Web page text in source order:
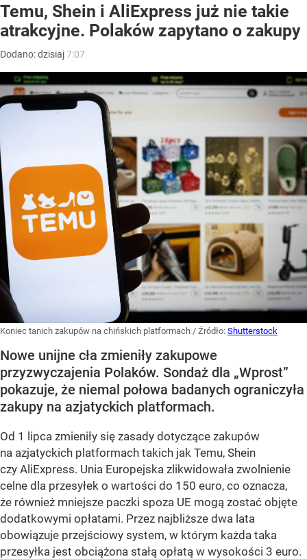
Temu, Shein i AliExpress już nie takie
atrakcyjne. Polaków zapytano o zakupy
Dodano:dzisiaj7:07
Koniec tanich zakupów na chińskich platformach / Źródło: Shutterstock
Nowe unijne cła zmieniły zakupowe
przyzwyczajenia Polaków. Sondaż dla „Wprost”
pokazuje, że niemal połowa badanych ograniczyła
zakupy na azjatyckich platformach.
Od 1 lipca zmieniły się zasady dotyczące zakupów
na azjatyckich platformach takich jak Temu, Shein
czy AliExpress. Unia Europejska zlikwidowała zwolnienie
celne dla przesyłek o wartości do 150 euro, co oznacza,
że również mniejsze paczki spoza UE mogą zostać objęte
dodatkowymi opłatami. Przez najbliższe dwa lata
obowiązuje przejściowy system, w którym każda taka
przesyłka jest obciążona stałą opłatą w wysokości 3 euro.